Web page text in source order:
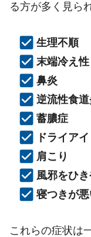
る方が多く見ら
生理不順
末端冷え性
鼻炎
逆流性食
蓄膿症
ドライアイ
肩こり
風邪をひ
寝つきが
これらの症状は